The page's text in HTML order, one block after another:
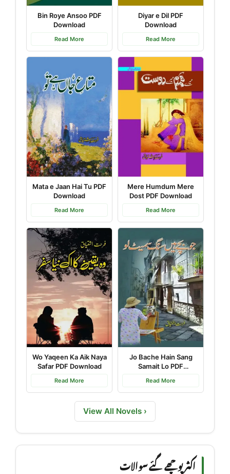
Bin Roye Ansoo PDF
Download
Read More
Diyar e Dil PDF
Download
Read More
Mata e Jaan Hai Tu PDF
Download
Read More
Mere Humdum Mere
Dost PDF Download
Read More
Wo Yaqeen Ka Aik Naya
Safar PDF Download
Read More
Jo Bache Hain Sang
Samait Lo PDF
Read More
View All Novels ›
اکثر پوچھے گئے سوالات